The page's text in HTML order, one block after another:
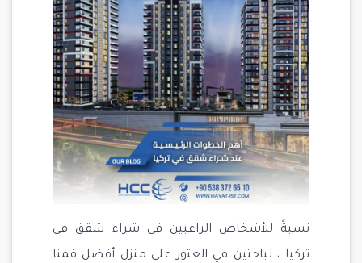
نسبةً للأشخاص الراغبين في شراء شقق في
تركيا ، لباحثين في العثور على منزل أفضل قمنا